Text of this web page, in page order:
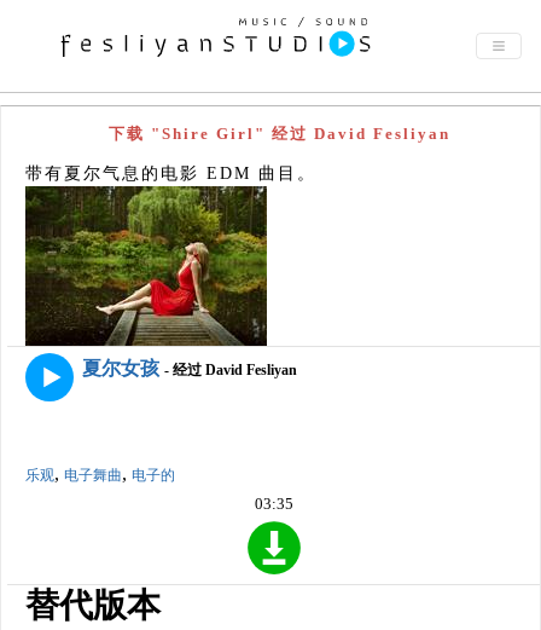
下载 "Shire Girl" 经过 David Fesliyan
带有夏尔气息的电影 EDM 曲目。
夏尔女孩 - 经过 David Fesliyan
乐观, 电子舞曲, 电子的
03:35
替代版本